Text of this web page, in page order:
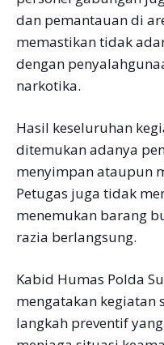
dan pemantauan di
memastikan tidak
dengan
narkotika.
Hasil keseluruhan
ditemukan adanya
menyimpan ataupun
Petugas juga tidak
menemukan barang
razia berlangsung.
Kabid Humas Polda
mengatakan kegiatan
langkah preventif